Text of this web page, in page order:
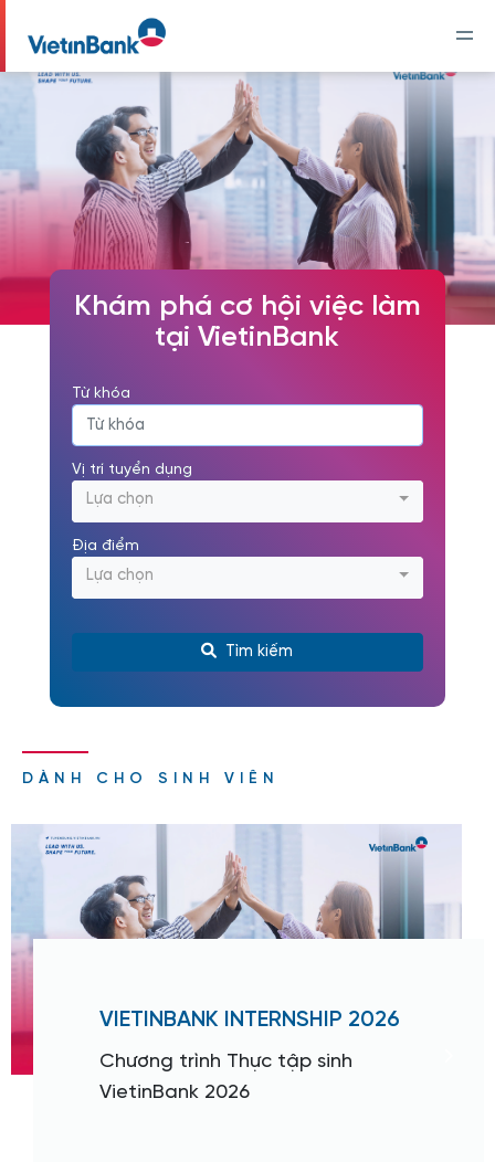
Khám phá cơ hội việc làm
tại VietinBank
Từ khóa
Vị trí tuyển dụng
Lựa chọn
Địa điểm
Lựa chọn
Tìm kiếm
DÀNH CHO SINH VIÊN
VIETINBANK INTERNSHIP 2026
Chương trình Thực tập sinh
VietinBank 2026